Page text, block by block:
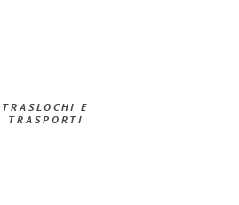
TRASLOCHI E
TRASPORTI​